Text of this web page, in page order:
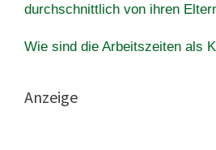
durchschnittlich von ihren
Wie sind die Arbeitszeiten als
Anzeige